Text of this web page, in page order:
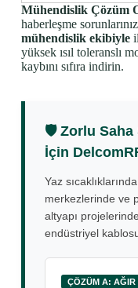
Mühendislik Çözüm
haberleşme
mühendislik ekibiyle
yüksek ısıl toleranslı
kaybını sıfıra indirin.
🛡️ Zorlu Saha
İçin
Yaz
merkezlerinde ve
altyapı
endüstriyel
ÇÖZÜM A: AĞIR